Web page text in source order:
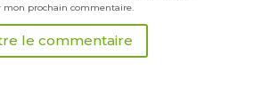
mon prochain commentaire.
le commentaire